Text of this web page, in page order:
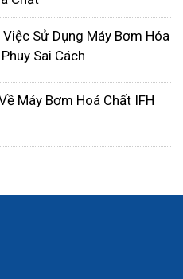
nhựa IHF
Việc Sử Dụng Máy Bơm Hóa
Sai Cách
Máy Bơm Hoá Chất IFH